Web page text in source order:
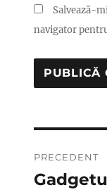
Salvează-
navigator
în
PRECEDENT
Articolul